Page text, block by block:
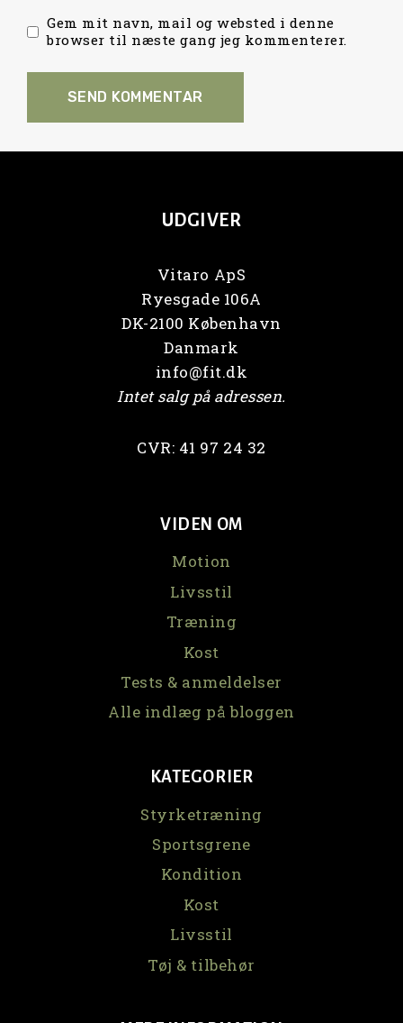
Gem mit navn, mail og websted i denne
browser til næste gang jeg kommenterer.
UDGIVER
Vitaro ApS
Ryesgade 106A
DK-2100 København
Danmark
info@fit.dk
Intet salg på adressen.
CVR: 41 97 24 32
VIDEN OM
Motion
Livsstil
Træning
Kost
Tests & anmeldelser
Alle indlæg på bloggen
KATEGORIER
Styrketræning
Sportsgrene
Kondition
Kost
Livsstil
Tøj & tilbehør